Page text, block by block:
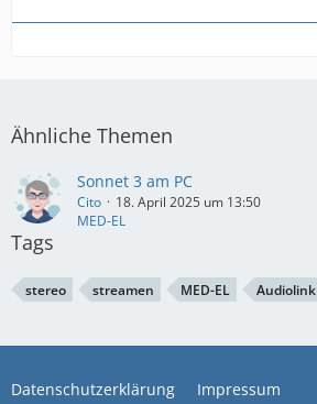
Ähnliche Themen
Sonnet 3 am PC
Cito
18. April 2025 um 13:50
MED-EL
Tags
stereo streamen MED-EL Audiolink
Datenschutzerklärung Impressum